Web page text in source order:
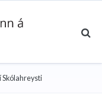
Skólahreysti